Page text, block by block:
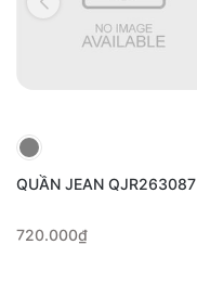
QUẦN JEAN QJR263087
720.000₫